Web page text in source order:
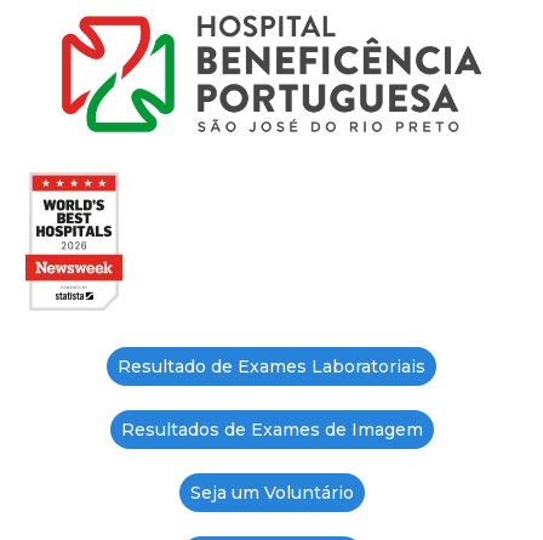
Resultado de Exames Laboratoriais
Resultados de Exames de Imagem
Seja um Voluntário